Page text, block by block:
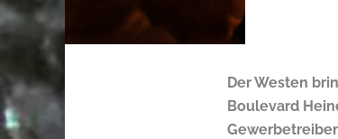
Der Westen
Boulevard